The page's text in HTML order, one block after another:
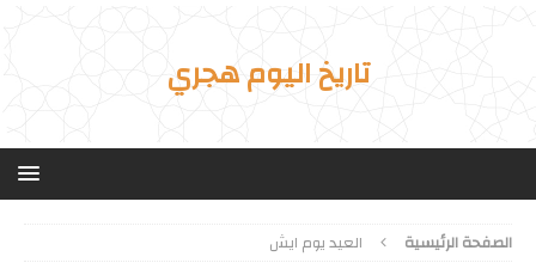
تاريخ اليوم هجري
الصفحة الرئيسية العيد يوم ايش